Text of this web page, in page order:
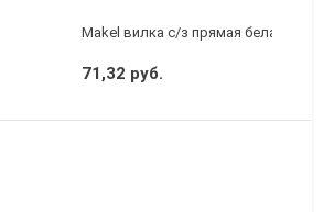
Makel вилка с/з прямая белая
71,32 руб.